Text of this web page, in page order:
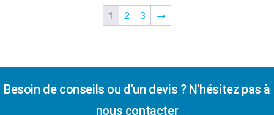
1 2 3 →
Besoin de conseils ou d'un devis ? N'hésitez pas à
nous contacter